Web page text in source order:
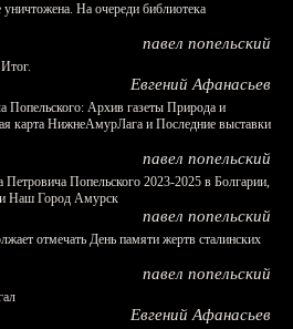
На очереди библиотека
павел попельский
Евгений Афанасьев
Попельского: Архив газеты Природа и
карта НижнеАмурЛага и Последние выставки
павел попельский
Попельского 2023-2025 в Болгарии,
и Наш Город Амурск
павел попельский
отмечать День памяти жертв сталинских
павел попельский
Евгений Афанасьев